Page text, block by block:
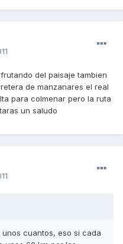
del paisaje tambien
de manzanares el real
para colmenar pero la ruta
un saludo
cuantos, eso si cada